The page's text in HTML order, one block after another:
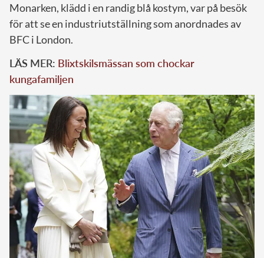
Monarken, klädd i en randig blå kostym, var på besök
för att se en industriutställning som anordnades av
BFC i London.
LÄS MER: Blixtskilsmässan som chockar
kungafamiljen